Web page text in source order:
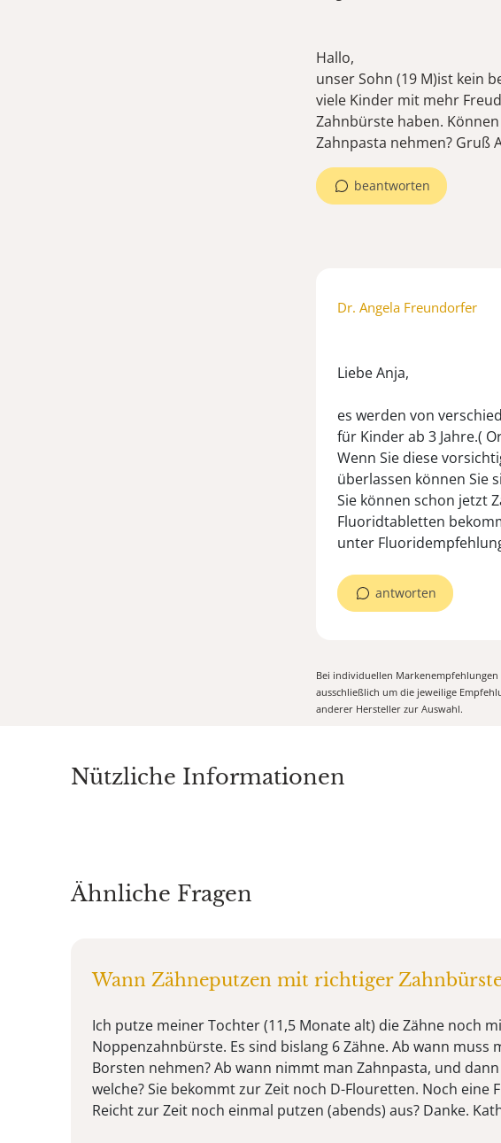
Hallo,
unser Sohn (19 M)ist kein
viele Kinder mit mehr
Zahnbürste haben.
Zahnpasta nehmen? Gruß
beantworten
Dr. Angela Freundorfer
Liebe Anja,
es werden von
für Kinder ab 3 Jahre.(
Wenn Sie diese
überlassen können Sie
Sie können schon jetzt
Fluoridtabletten
unter
antworten
Bei individuellen
ausschließlich um die jeweilige
anderer Hersteller zur Auswahl.
Nützliche Informationen
Ähnliche Fragen
Wann Zähneputzen mit richtiger
Ich putze meiner Tochter (11,5 Monate alt) die Zähne noch
Noppenzahnbürste. Es sind bislang 6 Zähne. Ab wann muss
Borsten nehmen? Ab wann nimmt man Zahnpasta, und dann
welche? Sie bekommt zur Zeit noch D-Flouretten. Noch eine
Reicht zur Zeit noch einmal putzen (abends) aus? Danke.